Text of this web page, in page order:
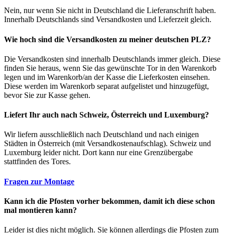
Nein, nur wenn Sie nicht in Deutschland die Lieferanschrift haben.
Innerhalb Deutschlands sind Versandkosten und Lieferzeit gleich.
Wie hoch sind die Versandkosten zu meiner deutschen PLZ?
Die Versandkosten sind innerhalb Deutschlands immer gleich. Diese
finden Sie heraus, wenn Sie das gewünschte Tor in den Warenkorb
legen und im Warenkorb/an der Kasse die Lieferkosten einsehen.
Diese werden im Warenkorb separat aufgelistet und hinzugefügt,
bevor Sie zur Kasse gehen.
Liefert Ihr auch nach Schweiz, Österreich und Luxemburg?
Wir liefern ausschließlich nach Deutschland und nach einigen
Städten in Österreich (mit Versandkostenaufschlag). Schweiz und
Luxemburg leider nicht. Dort kann nur eine Grenzübergabe
stattfinden des Tores.
Fragen zur Montage
Kann ich die Pfosten vorher bekommen, damit ich diese schon
mal montieren kann?
Leider ist dies nicht möglich. Sie können allerdings die Pfosten zum